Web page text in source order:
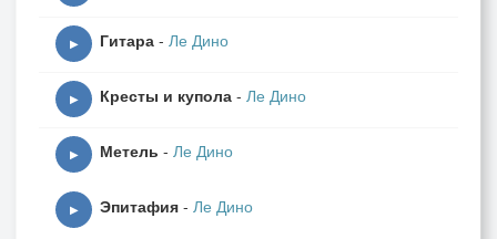
▶ Гитара - Ле Дино
▶ Кресты и купола - Ле Дино
▶ Метель - Ле Дино
▶ Эпитафия - Ле Дино